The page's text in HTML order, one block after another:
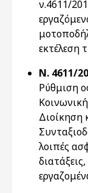
ν.4611/
εκτέλεση
Ν. 4611/
Ρύθμιση
Διοίκηση
λοιπές